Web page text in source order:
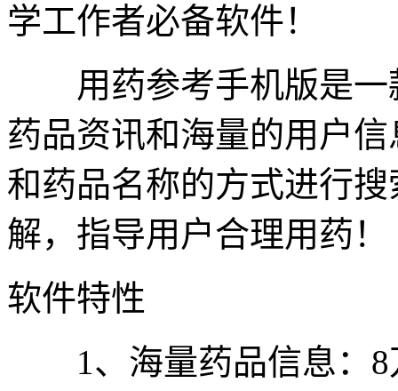
学工作者必备软件！
用药参考手机版是一
药品资讯和海量的用户
和药品名称的方式进行
解，指导用户合理用药！
软件特性
1、海量药品信息：8